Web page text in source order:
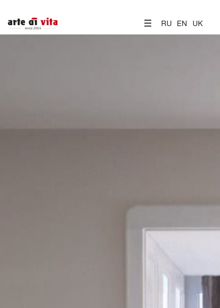
RU EN UK